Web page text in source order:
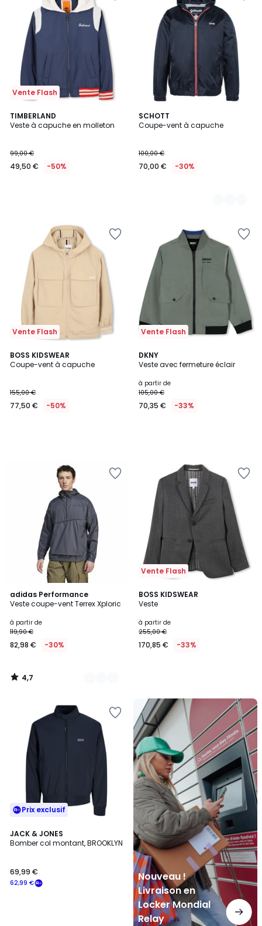
Vente Flash
TIMBERLAND
Veste à capuche en molleton
99,00 €
49,50 € -50%
SCHOTT
Coupe-vent à capuche
100,00 €
70,00 € -30%
2
Couleurs
Vente Flash
BOSS KIDSWEAR
Coupe-vent à capuche
155,00 €
77,50 € -50%
Vente Flash
DKNY
Veste avec fermeture éclair
à partir de
105,00 €
70,35 € -33%
adidas Performance
Veste coupe-vent Terrex Xploric
à partir de
119,90 €
82,98 € -30%
4,7
/ 5
3
Couleurs
4,7
/
Vente Flash
BOSS KIDSWEAR
Veste
à partir de
255,00 €
170,85 € -33%
Prix exclusif
JACK & JONES
Bomber col montant, BROOKLYN
62,99 €
69,99 €
Nouveau !
Livraison en
Locker Mondial
Relay
Nouveau
Livraison
en
Locker
Mondial
Relay